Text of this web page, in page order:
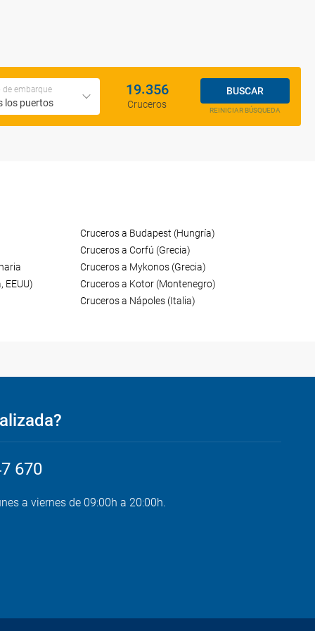
de embarque
los puertos
19.356
Cruceros
BUSCAR
REINICIAR BÚSQUEDA
EEUU)
Cruceros a Budapest (Hungría)
Cruceros a Corfú (Grecia)
Cruceros a Mykonos (Grecia)
Cruceros a Kotor (Montenegro)
Cruceros a Nápoles (Italia)
670
a viernes de 09:00h a 20:00h.